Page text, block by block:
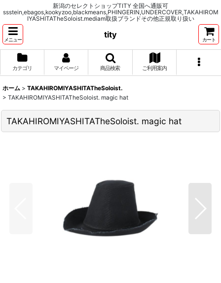
新潟のセレクトショップTITY 全国へ通販可
ssstein,ebagos,kookyzoo,blackmeans,PHINGERIN,UNDERCOVER,TAKAHIROM
IYASHITATheSoloist.mediam取扱ブランドその他正規取り扱い
メニュー
tity
カート
カテゴリ マイページ 商品検索 ご利用案内
ホーム > TAKAHIROMIYASHITATheSoloist.
> TAKAHIROMIYASHITATheSoloist. magic hat
TAKAHIROMIYASHITATheSoloist. magic hat